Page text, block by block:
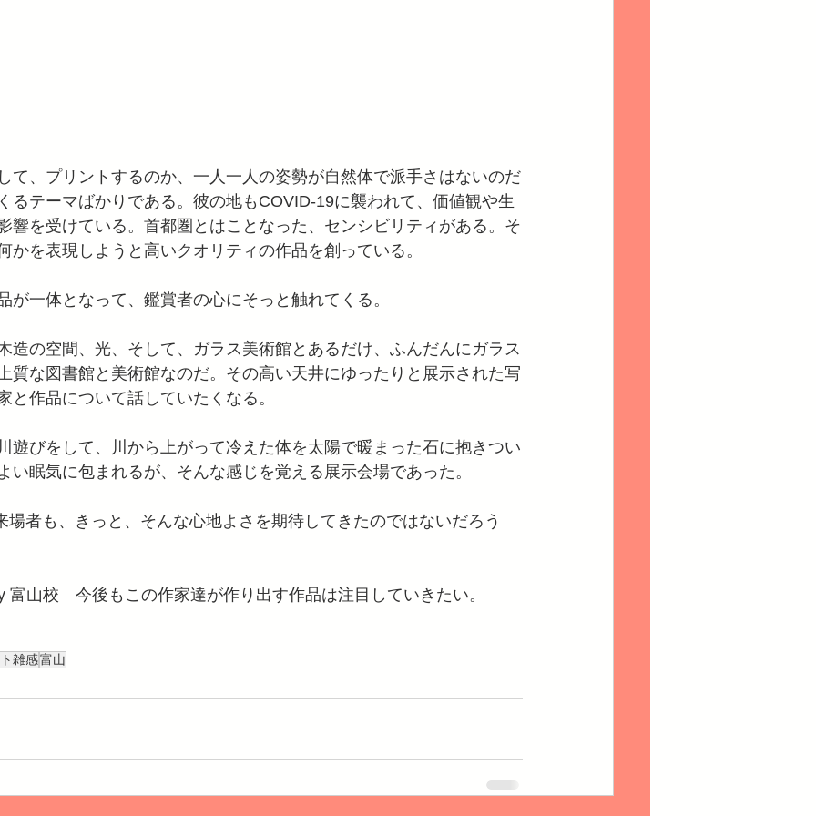
て、プリントするのか、一人一人の姿勢が自然体で派手さはないのだ
るテーマばかりである。彼の地もCOVID-19に襲われて、価値観や生
響を受けている。首都圏とはことなった、センシビリティがある。そ
かを表現しようと高いクオリティの作品を創っている。
が一体となって、鑑賞者の心にそっと触れてくる。
造の空間、光、そして、ガラス美術館とあるだけ、ふんだんにガラス
質な図書館と美術館なのだ。その高い天井にゆったりと展示された写
と作品について話していたくなる。
遊びをして、川から上がって冷えた体を太陽で暖まった石に抱きつい
い眠気に包まれるが、そんな感じを覚える展示会場であった。
場者も、きっと、そんな心地よさを期待してきたのではないだろう
富山校　今後もこの作家達が作り出す作品は注目していきたい。
雑感富山